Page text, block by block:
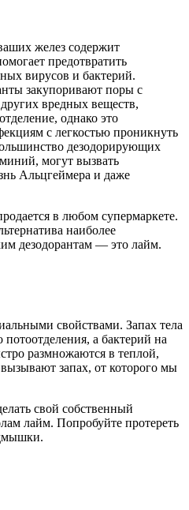
желез содержит
предотвратить
вирусов и бактерий.
закупоривают поры с
вредных веществ,
однако это
с легкостью проникнуть
дезодорирующих
могут вызвать
Альцгеймера и даже
в любом супермаркете.
наиболее
дезодорантам — это лайм.
свойствами. Запах тела
а бактерий на
размножаются в теплой,
запах, от которого мы
свой собственный
лайм. Попробуйте протереть